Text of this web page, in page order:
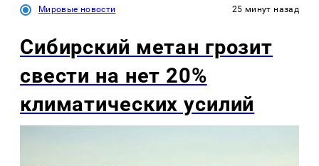
Мировые новости 25 минут назад
Сибирский метан грозит
свести на нет 20%
климатических усилий